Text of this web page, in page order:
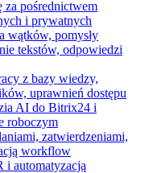
pośrednictwem
i prywatnych
wątków, pomysły
tekstów, odpowiedzi
z bazy wiedzy,
uprawnień dostępu
AI do Bitrix24 i
roboczym
zatwierdzeniami,
workflow
i automatyzacją